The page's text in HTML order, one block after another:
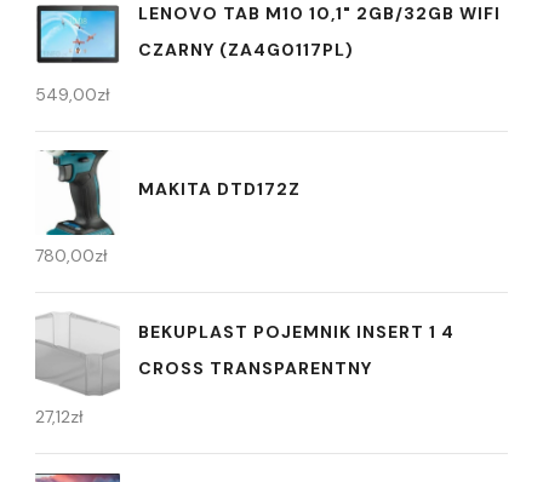
LENOVO TAB M10 10,1" 2GB/32GB WIFI
CZARNY (ZA4G0117PL)
549,00zł
MAKITA DTD172Z
780,00zł
BEKUPLAST POJEMNIK INSERT 1 4
CROSS TRANSPARENTNY
27,12zł